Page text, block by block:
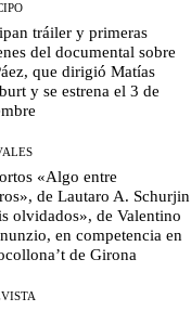
tráiler y primeras
del documental sobre
que dirigió Matías
y se estrena el 3 de
«Algo entre
de Lautaro A. Schurjin
olvidados», de Valentino
en competencia en
de Girona